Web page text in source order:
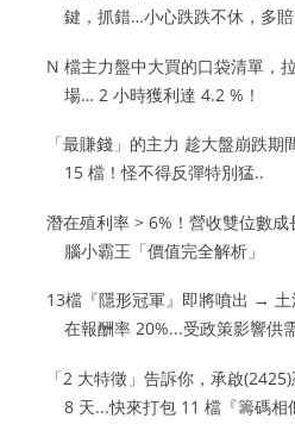
鍵，抓錯…小心跌跌不休，多賠
N 檔主力盤中大買的口袋清單，
場… 2 小時獲利達 4.2 %！
「最賺錢」的主力 趁大盤崩跌期
15 檔！怪不得反彈特別猛..
潛在殖利率 > 6%！營收雙位數成
腦小霸王「價值完全解析」
13檔『隱形冠軍』即將噴出 →
在報酬率 20%...受政策影響供
「2 大特徵」告訴你，承啟
8 天...快來打包 11 檔『籌碼相